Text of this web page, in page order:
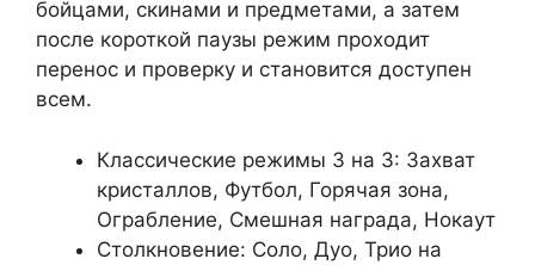
бойцами, скинами и предметами, а затем
после короткой паузы режим проходит
перенос и проверку и становится доступен
всем.
Классические режимы 3 на 3: Захват
кристаллов, Футбол, Горячая зона,
Ограбление, Смешная награда, Нокаут
Столкновение: Соло, Дуо, Трио на